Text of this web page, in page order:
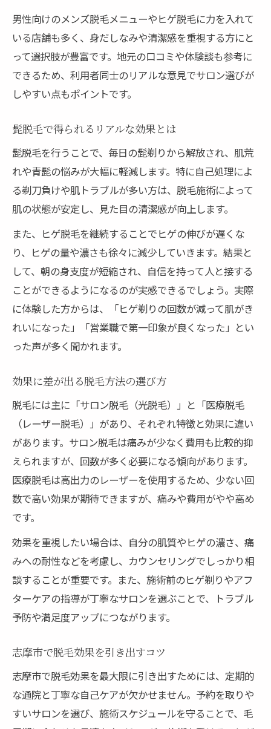
男性向けのメンズ脱毛メニューやヒゲ脱毛に力を入れて
いる店舗も多く、身だしなみや清潔感を重視する方にと
って選択肢が豊富です。地元の口コミや体験談も参考に
できるため、利用者同士のリアルな意見でサロン選びが
しやすい点もポイントです。
髭脱毛で得られるリアルな効果とは
髭脱毛を行うことで、毎日の髭剃りから解放され、肌荒
れや青髭の悩みが大幅に軽減します。特に自己処理によ
る剃刀負けや肌トラブルが多い方は、脱毛施術によって
肌の状態が安定し、見た目の清潔感が向上します。
また、ヒゲ脱毛を継続することでヒゲの伸びが遅くな
り、ヒゲの量や濃さも徐々に減少していきます。結果と
して、朝の身支度が短縮され、自信を持って人と接する
ことができるようになるのが実感できるでしょう。実際
に体験した方からは、「ヒゲ剃りの回数が減って肌がき
れいになった」「営業職で第一印象が良くなった」とい
った声が多く聞かれます。
効果に差が出る脱毛方法の選び方
脱毛には主に「サロン脱毛（光脱毛）」と「医療脱毛
（レーザー脱毛）」があり、それぞれ特徴と効果に違い
があります。サロン脱毛は痛みが少なく費用も比較的抑
えられますが、回数が多く必要になる傾向があります。
医療脱毛は高出力のレーザーを使用するため、少ない回
数で高い効果が期待できますが、痛みや費用がやや高め
です。
効果を重視したい場合は、自分の肌質やヒゲの濃さ、痛
みへの耐性などを考慮し、カウンセリングでしっかり相
談することが重要です。また、施術前のヒゲ剃りやアフ
ターケアの指導が丁寧なサロンを選ぶことで、トラブル
予防や満足度アップにつながります。
志摩市で脱毛効果を引き出すコツ
志摩市で脱毛効果を最大限に引き出すためには、定期的
な通院と丁寧な自己ケアが欠かせません。予約を取りや
すいサロンを選び、施術スケジュールを守ることで、毛